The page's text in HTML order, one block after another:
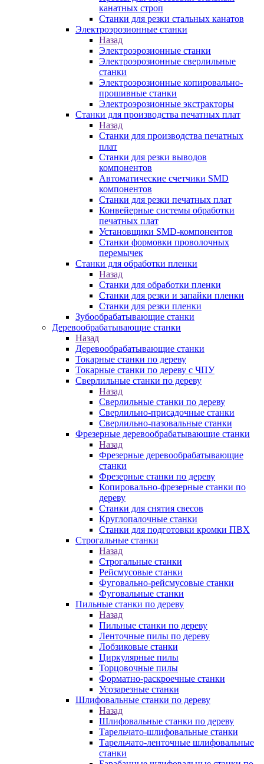
канатных строп
Станки для резки стальных канатов
Электроэрозионные станки
Назад
Электроэрозионные станки
Электроэрозионные сверлильные
станки
Электроэрозионные копировально-
прошивные станки
Электроэрозионные экстракторы
Станки для производства печатных плат
Назад
Станки для производства печатных
плат
Станки для резки выводов
компонентов
Автоматические счетчики SMD
компонентов
Станки для резки печатных плат
Конвейерные системы обработки
печатных плат
Установщики SMD-компонентов
Станки формовки проволочных
перемычек
Станки для обработки пленки
Назад
Станки для обработки пленки
Станки для резки и запайки пленки
Станки для резки пленки
Зубообрабатывающие станки
Деревообрабатывающие станки
Назад
Деревообрабатывающие станки
Токарные станки по дереву
Токарные станки по дереву с ЧПУ
Сверлильные станки по дереву
Назад
Сверлильные станки по дереву
Сверлильно-присадочные станки
Сверлильно-пазовальные станки
Фрезерные деревообрабатывающие станки
Назад
Фрезерные деревообрабатывающие
станки
Фрезерные станки по дереву
Копировально-фрезерные станки по
дереву
Станки для снятия свесов
Круглопалочные станки
Станки для подготовки кромки ПВХ
Строгальные станки
Назад
Строгальные станки
Рейсмусовые станки
Фуговально-рейсмусовые станки
Фуговальные станки
Пильные станки по дереву
Назад
Пильные станки по дереву
Ленточные пилы по дереву
Лобзиковые станки
Циркулярные пилы
Торцовочные пилы
Форматно-раскроечные станки
Усозарезные станки
Шлифовальные станки по дереву
Назад
Шлифовальные станки по дереву
Тарельчато-шлифовальные станки
Тарельчато-ленточные шлифовальные
станки